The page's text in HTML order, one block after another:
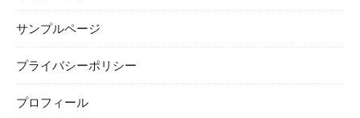
サンプルページ
プライバシーポリシー
プロフィール